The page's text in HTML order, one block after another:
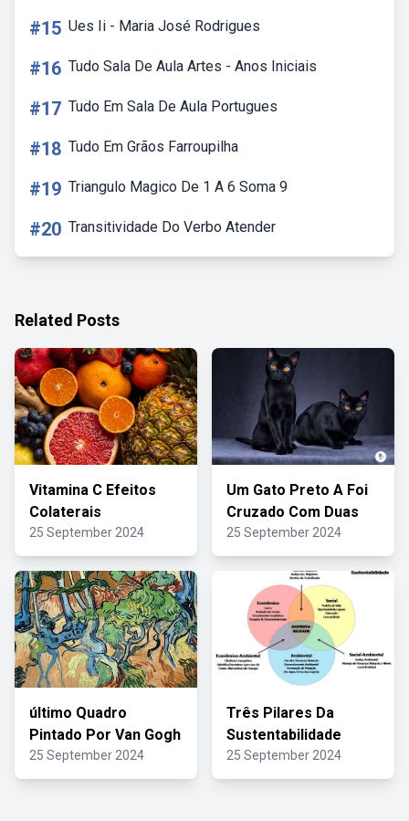
#15 Ues Ii - Maria José Rodrigues
#16 Tudo Sala De Aula Artes - Anos Iniciais
#17 Tudo Em Sala De Aula Portugues
#18 Tudo Em Grãos Farroupilha
#19 Triangulo Magico De 1 A 6 Soma 9
#20 Transitividade Do Verbo Atender
Related Posts
Vitamina C Efeitos
Colaterais
25 September 2024
Um Gato Preto A Foi
Cruzado Com Duas
25 September 2024
último Quadro
Pintado Por Van Gogh
25 September 2024
Três Pilares Da
Sustentabilidade
25 September 2024